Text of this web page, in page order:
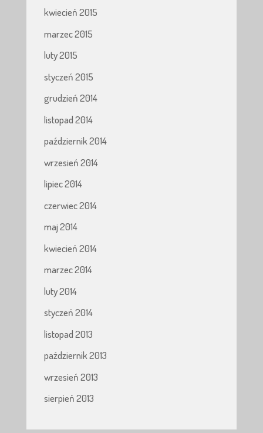
kwiecień 2015
marzec 2015
luty 2015
styczeń 2015
grudzień 2014
listopad 2014
październik 2014
wrzesień 2014
lipiec 2014
czerwiec 2014
maj 2014
kwiecień 2014
marzec 2014
luty 2014
styczeń 2014
listopad 2013
październik 2013
wrzesień 2013
sierpień 2013